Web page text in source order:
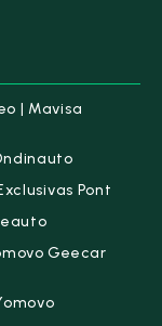
| Mavisa
Pont
Geecar